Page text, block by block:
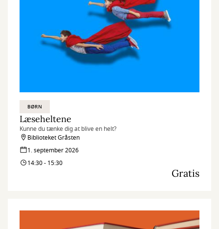
BØRN
Læseheltene
Kunne du tænke dig at blive en helt?
Biblioteket Gråsten
1. september 2026
14:30 - 15:30
Gratis